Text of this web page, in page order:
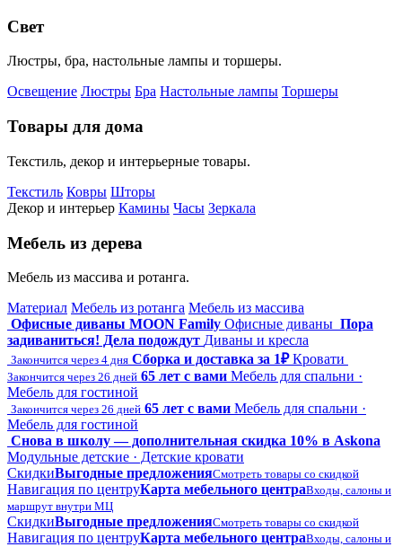
Свет
Люстры, бра, настольные лампы и торшеры.
Освещение Люстры Бра Настольные лампы Торшеры
Товары для дома
Текстиль, декор и интерьерные товары.
Текстиль Ковры Шторы
Декор и интерьер Камины Часы Зеркала
Мебель из дерева
Мебель из массива и ротанга.
Материал Мебель из ротанга Мебель из массива
Офисные диваны MOON Family Офисные диваны Пора
задиваниться! Дела подождут Диваны и кресла
Закончится через 4 дня Сборка и доставка за 1₽ Кровати
Закончится через 26 дней 65 лет с вами Мебель для спальни ·
Мебель для гостиной
Закончится через 26 дней 65 лет с вами Мебель для спальни ·
Мебель для гостиной
Снова в школу — дополнительная скидка 10% в Askona
Модульные детские · Детские кровати
СкидкиВыгодные предложенияСмотреть товары со скидкой
Навигация по центруКарта мебельного центраВходы, салоны и
маршрут внутри МЦ
СкидкиВыгодные предложенияСмотреть товары со скидкой
Навигация по центруКарта мебельного центраВходы, салоны и